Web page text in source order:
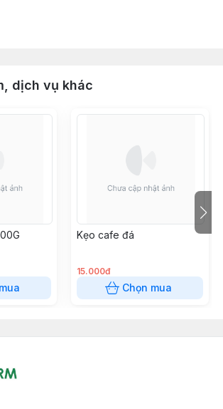
dịch vụ khác
Kẹo cafe đá
15.000đ
Chọn mua